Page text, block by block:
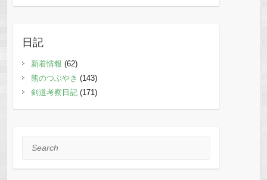
日記
新着情報 (62)
熊のつぶやき (143)
剣道考察日記(171)
Search